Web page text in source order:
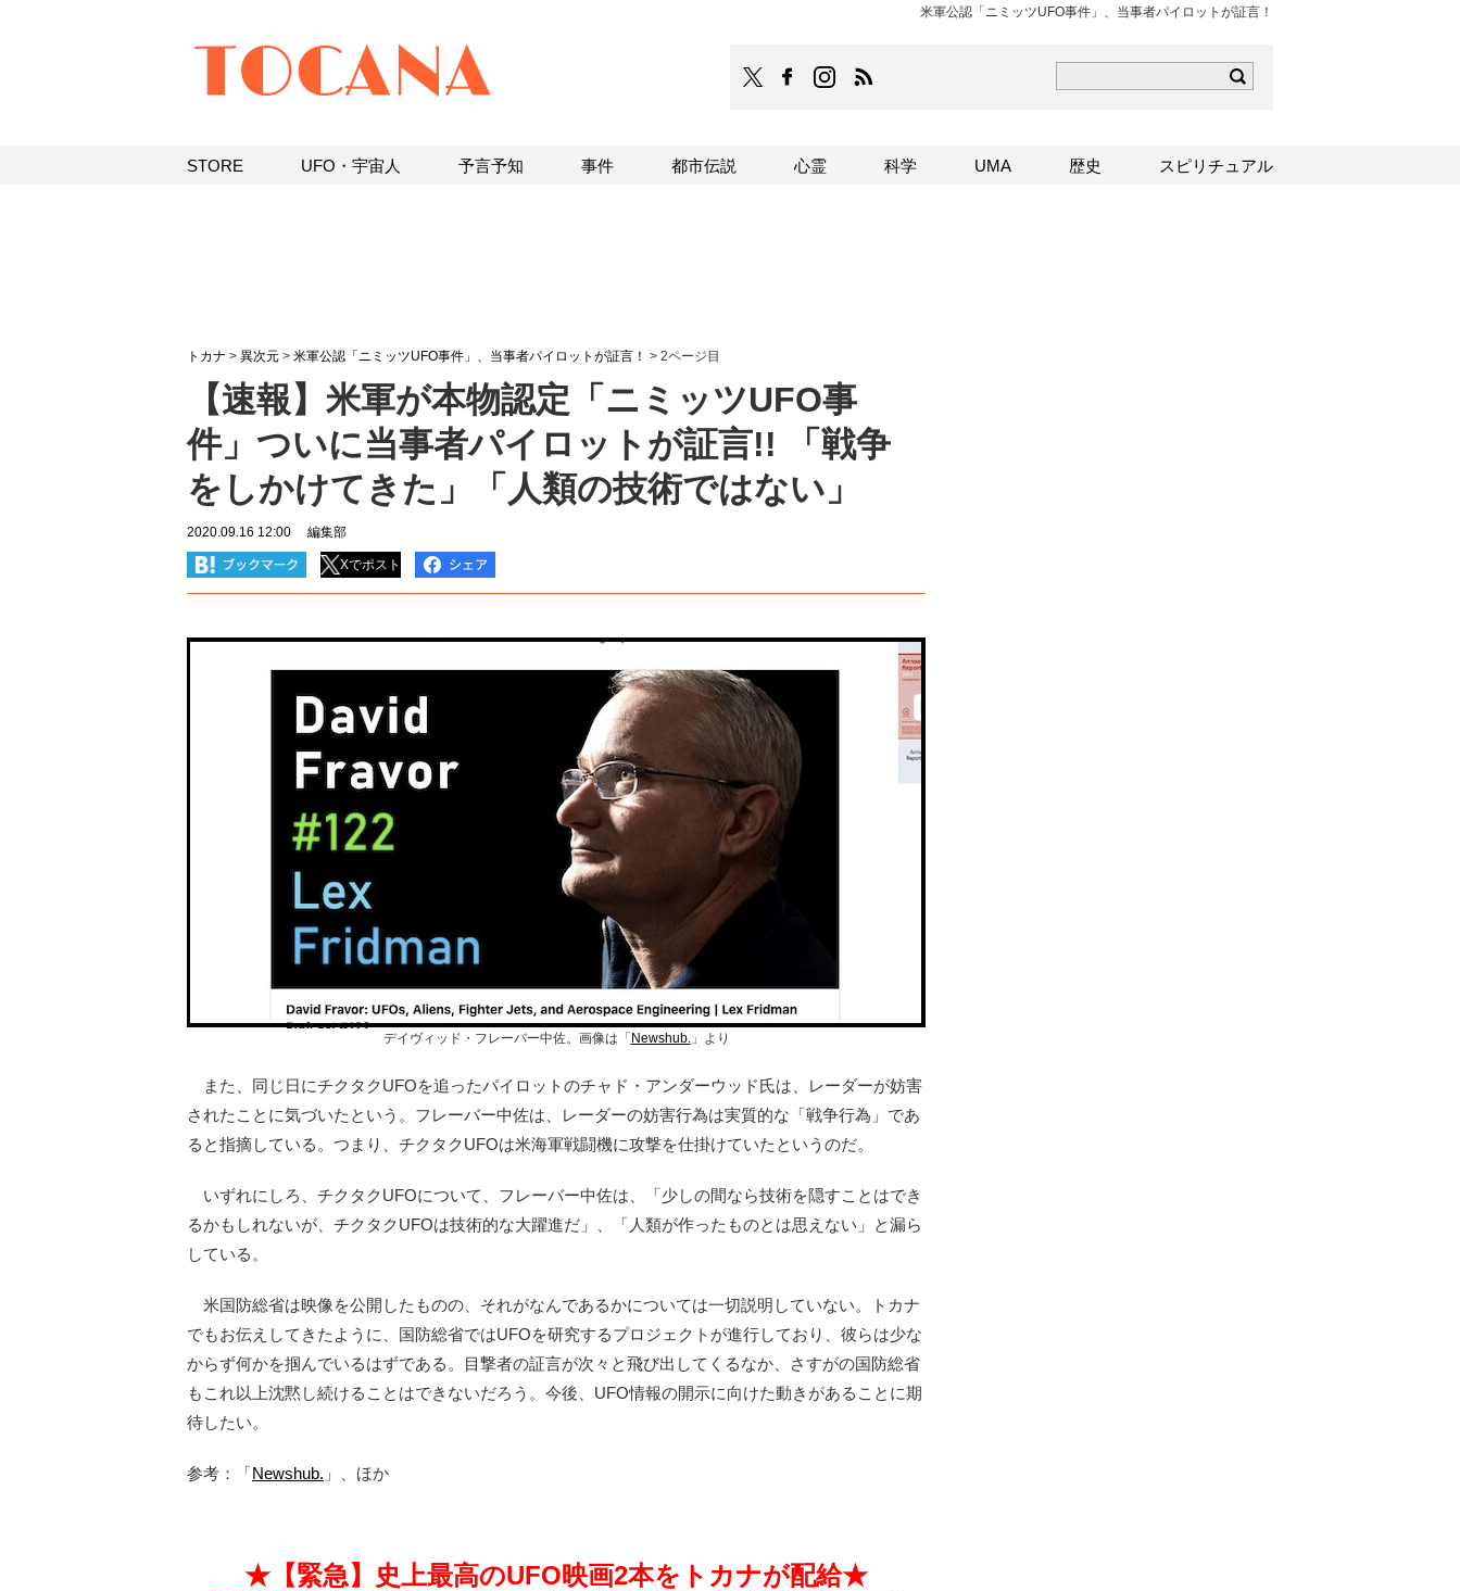
米軍公認「ニミッツUFO事件」、当事者パイロットが証言！
TOCANAのFacebookはこちら
TOCANAのinstagramはこちら
トカナ > 異次元 > 米軍公認「ニミッツUFO事件」、当事者パイロットが証言！ > 2ページ目
【速報】米軍が本物認定「ニミッツUFO事
件」ついに当事者パイロットが証言!! 「戦争
をしかけてきた」「人類の技術ではない」
2020.09.16 12:00 編集部
Xでポスト
デイヴィッド・フレーバー中佐。画像は「 Newshub.」より
また、同じ日にチクタクUFOを追ったパイロットのチャド・アンダーウッド氏は、レーダーが妨害
されたことに気づいたという。フレーバー中佐は、レーダーの妨害行為は実質的な「戦争行為」であ
ると指摘している。つまり、チクタクUFOは米海軍戦闘機に攻撃を仕掛けていたというのだ。
いずれにしろ、チクタクUFOについて、フレーバー中佐は、「少しの間なら技術を隠すことはでき
るかもしれないが、チクタクUFOは技術的な大躍進だ」、「人類が作ったものとは思えない」と漏ら
している。
米国防総省は映像を公開したものの、それがなんであるかについては一切説明していない。トカナ
でもお伝えしてきたように、国防総省ではUFOを研究するプロジェクトが進行しており、彼らは少な
からず何かを掴んでいるはずである。目撃者の証言が次々と飛び出してくるなか、さすがの国防総省
もこれ以上沈黙し続けることはできないだろう。今後、UFO情報の開示に向けた動きがあることに期
待したい。
参考：「Newshub. 」、ほか
★【緊急】史上最高のUFO映画2本をトカナが配給★
STORE UFO・宇宙人 予言予知 事件 都市伝説 心霊 科学 UMA 歴史 スピリチュアル